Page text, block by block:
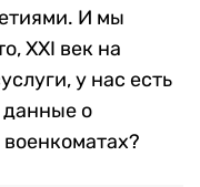
И мы
XXI век на
у нас есть
данные о